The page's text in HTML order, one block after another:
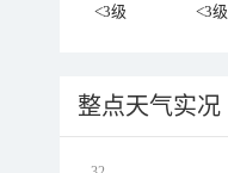
<3级
<3级
整点天气实况